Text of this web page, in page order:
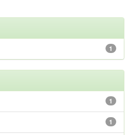
1
1
1